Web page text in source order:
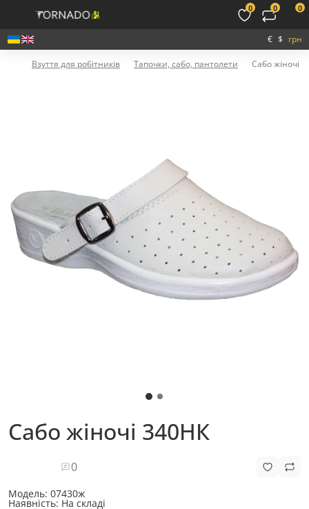
0 0 0
€ $ грн
Взуття для робітників Тапочки, сабо, пантолети Сабо жіночі
Сабо жіночі 340НК
0
Модель: 07430ж
Наявність: На складі